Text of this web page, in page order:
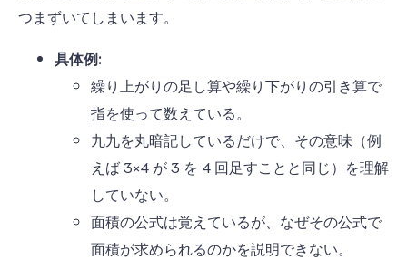
つまずいてしまいます。
具体例:
繰り上がりの足し算や繰り下がりの引き算で
指を使って数えている。
九九を丸暗記しているだけで、その意味（例
えば3×4 が3 を 4 回足すことと同じ）を理解
していない。
面積の公式は覚えているが、なぜその公式で
面積が求められるのかを説明できない。